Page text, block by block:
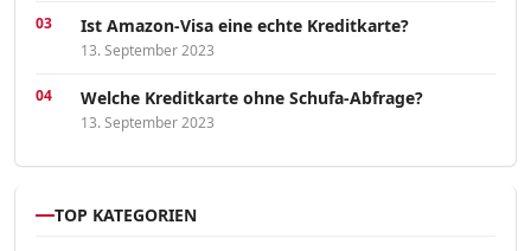
Ist Amazon-Visa eine echte Kreditkarte?
13. September 2023
Welche Kreditkarte ohne Schufa-Abfrage?
13. September 2023
TOP KATEGORIEN